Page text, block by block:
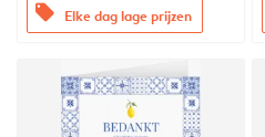
offers Elke dag lage prijzen